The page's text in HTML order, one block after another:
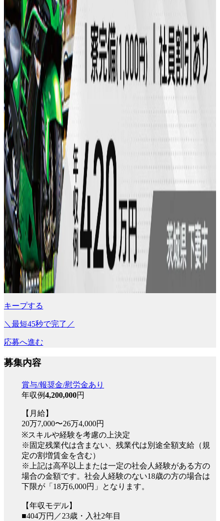
キープする
＼最短45秒で完了／
応募へ進む
募集内容
賞与/報奨金/慰労金あり
年収例4,200,000円
【月給】
20万7,000〜26万4,000円
※スキルや経験を考慮の上決定
※固定残業代は含まない、残業代は別途全額支給（規
定の割増賃金を含む）
※上記は高卒以上または一定の社会人経験がある方の
場合の金額です。社会人経験のない18歳の方の場合は
下限が「18万6,000円」となります。
【年収モデル】
■404万円／23歳・入社2年目